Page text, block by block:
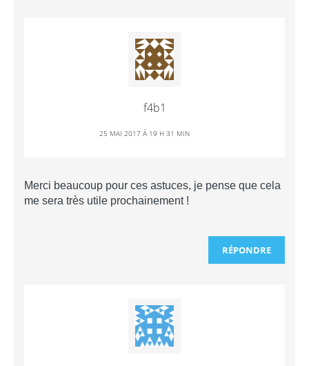
f4b1
25 MAI 2017 Á 19 H 31 MIN
Merci beaucoup pour ces astuces, je pense que cela
me sera très utile prochainement !
RÉPONDRE